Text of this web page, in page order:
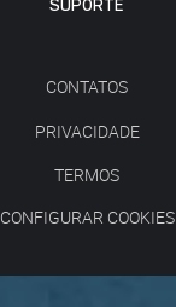
SUPORTE
CONTATOS
PRIVACIDADE
TERMOS
CONFIGURAR COOKIES